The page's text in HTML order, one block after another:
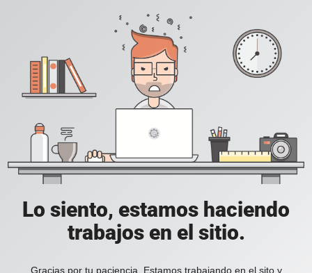
Lo siento, estamos haciendo
trabajos en el sitio.
Gracias por tu paciencia. Estamos trabajando en el sito y